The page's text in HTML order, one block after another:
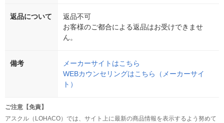
返品について
返品不可
お客様のご都合による返品はお受けできませ
ん。
備考
メーカーサイトはこちら
WEBカウンセリングはこちら（メーカーサイ
ト）
ご注意【免責】
アスクル（LOHACO）では、サイト上に最新の商品情報を表示するよう努めて